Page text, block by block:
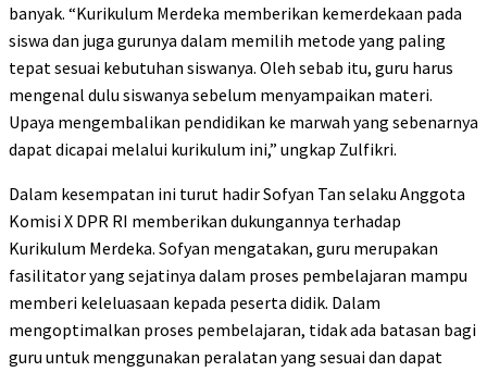
banyak. “Kurikulum Merdeka memberikan kemerdekaan pada
siswa dan juga gurunya dalam memilih metode yang paling
tepat sesuai kebutuhan siswanya. Oleh sebab itu, guru harus
mengenal dulu siswanya sebelum menyampaikan materi.
Upaya mengembalikan pendidikan ke marwah yang sebenarnya
dapat dicapai melalui kurikulum ini,” ungkap Zulfikri.
Dalam kesempatan ini turut hadir Sofyan Tan selaku Anggota
Komisi X DPR RI memberikan dukungannya terhadap
Kurikulum Merdeka. Sofyan mengatakan, guru merupakan
fasilitator yang sejatinya dalam proses pembelajaran mampu
memberi keleluasaan kepada peserta didik. Dalam
mengoptimalkan proses pembelajaran, tidak ada batasan bagi
guru untuk menggunakan peralatan yang sesuai dan dapat